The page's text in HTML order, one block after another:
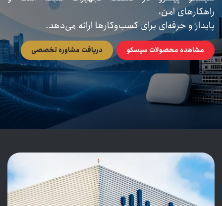
راهکارهای امن،
پایدار و حرفه‌ای برای کسب‌وکارها ارائه می‌دهد.
مشاهده محصولات سیسکو دریافت مشاوره تخصصی